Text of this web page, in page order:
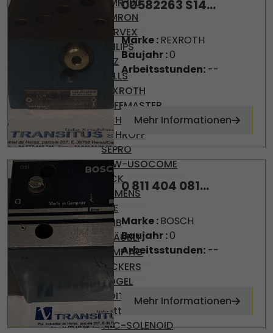
OMRON
PARVEX
PHILIPS
PILZ
PULLS
REXROTH
SAFEMASTER
SCHRACK
SCHROFF
SEPRO
SEW-USOCOME
SICK
SIEMENS
SKE
SMB
STÄUBLI
TEMP AG
VICKERS
VOGEL
VOITH
Wittmann
YPC-SOLENOID
00582263 S14...
Marke :REXROTH
Baujahr :0
Arbeitsstunden:--
Mehr Informationen
0 811 404 081...
Marke :BOSCH
Baujahr :0
Arbeitsstunden:--
Mehr Informationen